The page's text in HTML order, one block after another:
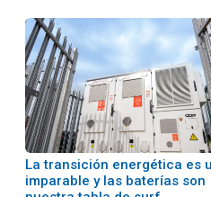
La transición energética es
imparable y las baterías son